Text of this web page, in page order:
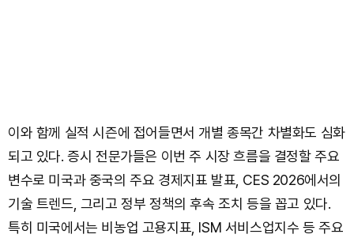
이와 함께 실적 시즌에 접어들면서 개별 종목간 차별화도 심화
되고 있다. 증시 전문가들은 이번 주 시장 흐름을 결정할 주요
변수로 미국과 중국의 주요 경제지표 발표, CES 2026에서의
기술 트렌드, 그리고 정부 정책의 후속 조치 등을 꼽고 있다.
특히 미국에서는 비농업 고용지표, ISM 서비스업지수 등 주요